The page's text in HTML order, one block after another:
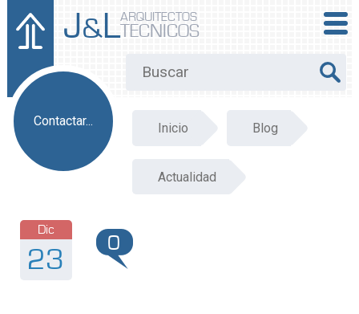
J&LARQUITECTOS
TECNICOS
Contactar... Inicio Blog
Actualidad
Dic
23
0